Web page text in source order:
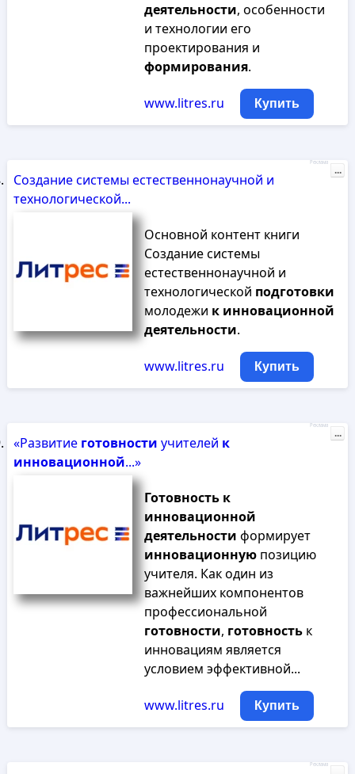
деятельности, особенности
и технологии его
проектирования и
формирования.
www.litres.ru Купить
Создание системы естественнонаучной и
технологической...
Основной контент книги
Создание системы
естественнонаучной и
технологической подготовки
молодежи к инновационной
деятельности.
www.litres.ru Купить
Реклама
...
«Развитие готовности учителей к
инновационной...»
Готовность к
инновационной
деятельности формирует
инновационнуюпозицию
учителя. Как один из
важнейших компонентов
профессиональной
готовности, готовностьк
инновациям является
условием эффективной...
www.litres.ru Купить
Реклама
...
Реклама